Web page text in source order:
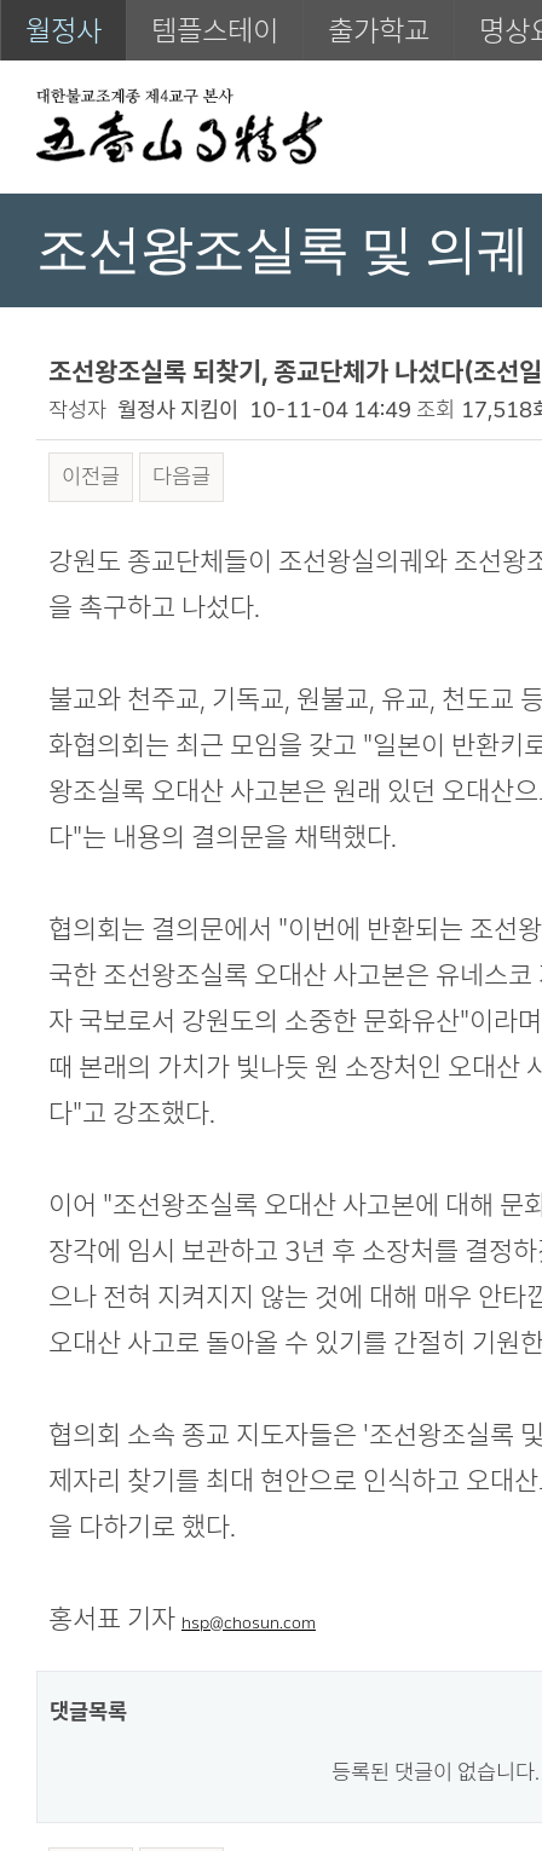
월정사 템플스테이 출가학교 명상
조선왕조실록 및 의궤
조선왕조실록 되찾기, 종교단체가 나섰다(조
작성자 월정사 지킴이 10-11-04 14:49 조회 17,518
이전글 다음글
본문
강원도 종교단체들이 조선왕실의궤와 조선왕
을 촉구하고 나섰다.
불교와 천주교, 기독교, 원불교, 유교, 천도교
화협의회는 최근 모임을 갖고 "일본이 반환키
왕조실록 오대산 사고본은 원래 있던 오대산
다"는 내용의 결의문을 채택했다.
협의회는 결의문에서 "이번에 반환되는 조선
국한 조선왕조실록 오대산 사고본은 유네스
자 국보로서 강원도의 소중한 문화유산"이라
때 본래의 가치가 빛나듯 원 소장처인 오대산
다"고 강조했다.
이어 "조선왕조실록 오대산 사고본에 대해 문
장각에 임시 보관하고 3년 후 소장처를 결정
으나 전혀 지켜지지 않는 것에 대해 매우 안타
오대산 사고로 돌아올 수 있기를 간절히 기원
협의회 소속 종교 지도자들은 '조선왕조실록
제자리 찾기를 최대 현안으로 인식하고 오대
을 다하기로 했다.
홍서표 기자 hsp@chosun.com
댓글목록
등록된 댓글이 없습니다.